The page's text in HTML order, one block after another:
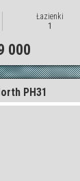
Łazienki
1
000
PH31